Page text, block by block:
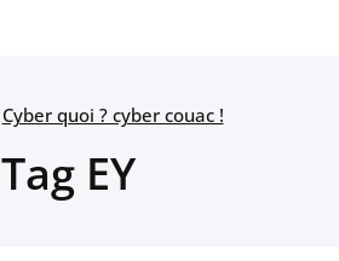
Cyber quoi ? cyber couac !
Tag EY